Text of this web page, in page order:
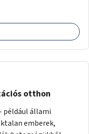
otthon
például állami
emberek,